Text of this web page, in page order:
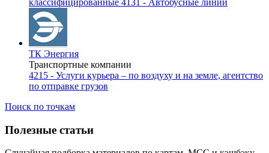
классифицированные 4131 - Автобусные линии
ТК Энергия
Транспортные компании
4215 - Услуги курьера – по воздуху и на земле, агентство
по отправке грузов
Поиск по точкам
Полезные статьи